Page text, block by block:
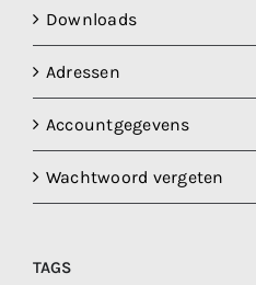
Downloads
Adressen
Accountgegevens
Wachtwoord vergeten
TAGS